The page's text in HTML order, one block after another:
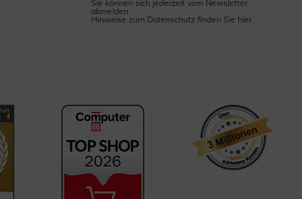
Sie können sich jederzeit vom Newsletter
abmelden.
Hinweise zum Datenschutz finden Sie hier.